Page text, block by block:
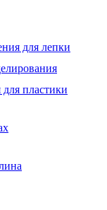
для лепки
пластики